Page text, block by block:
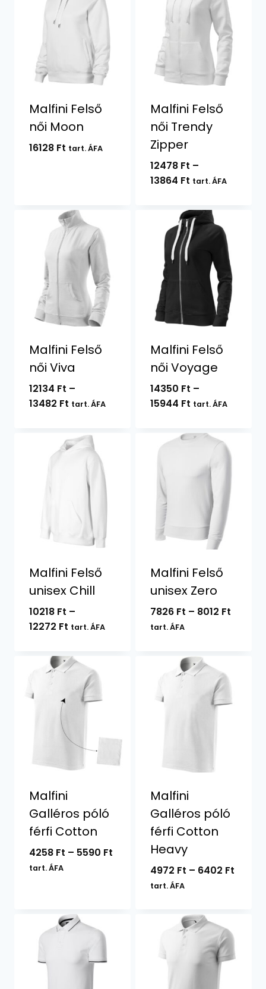
Malfini Felső
női Moon
16128 Ft tart. ÁFA
Malfini Felső
női Trendy
Zipper
12478 Ft –
13864 FtÁrtartomány:
-
13864 Ft
tart. ÁFA
Malfini Felső
női Viva
12134 Ft –
13482 FtÁrtartomány:
13482 Ft
tart. ÁFA
Malfini Felső
női Voyage
14350 Ft –
15944 FtÁrtartomány:
-
15944 Ft
tart. ÁFA
Malfini Felső
unisex Chill
10218 Ft –
12272 FtÁrtartomány:
-
12272 Ft
tart. ÁFA
Malfini Felső
unisex Zero
7826 Ft – 8012 Ft
tart. ÁFA
Malfini
Galléros póló
férfi Cotton
4258 Ft – 5590 FtÁrtartomány:
tart. ÁFA
Malfini
Galléros póló
férfi Cotton
Heavy
4972 Ft – 6402 Ft
tart. ÁFA